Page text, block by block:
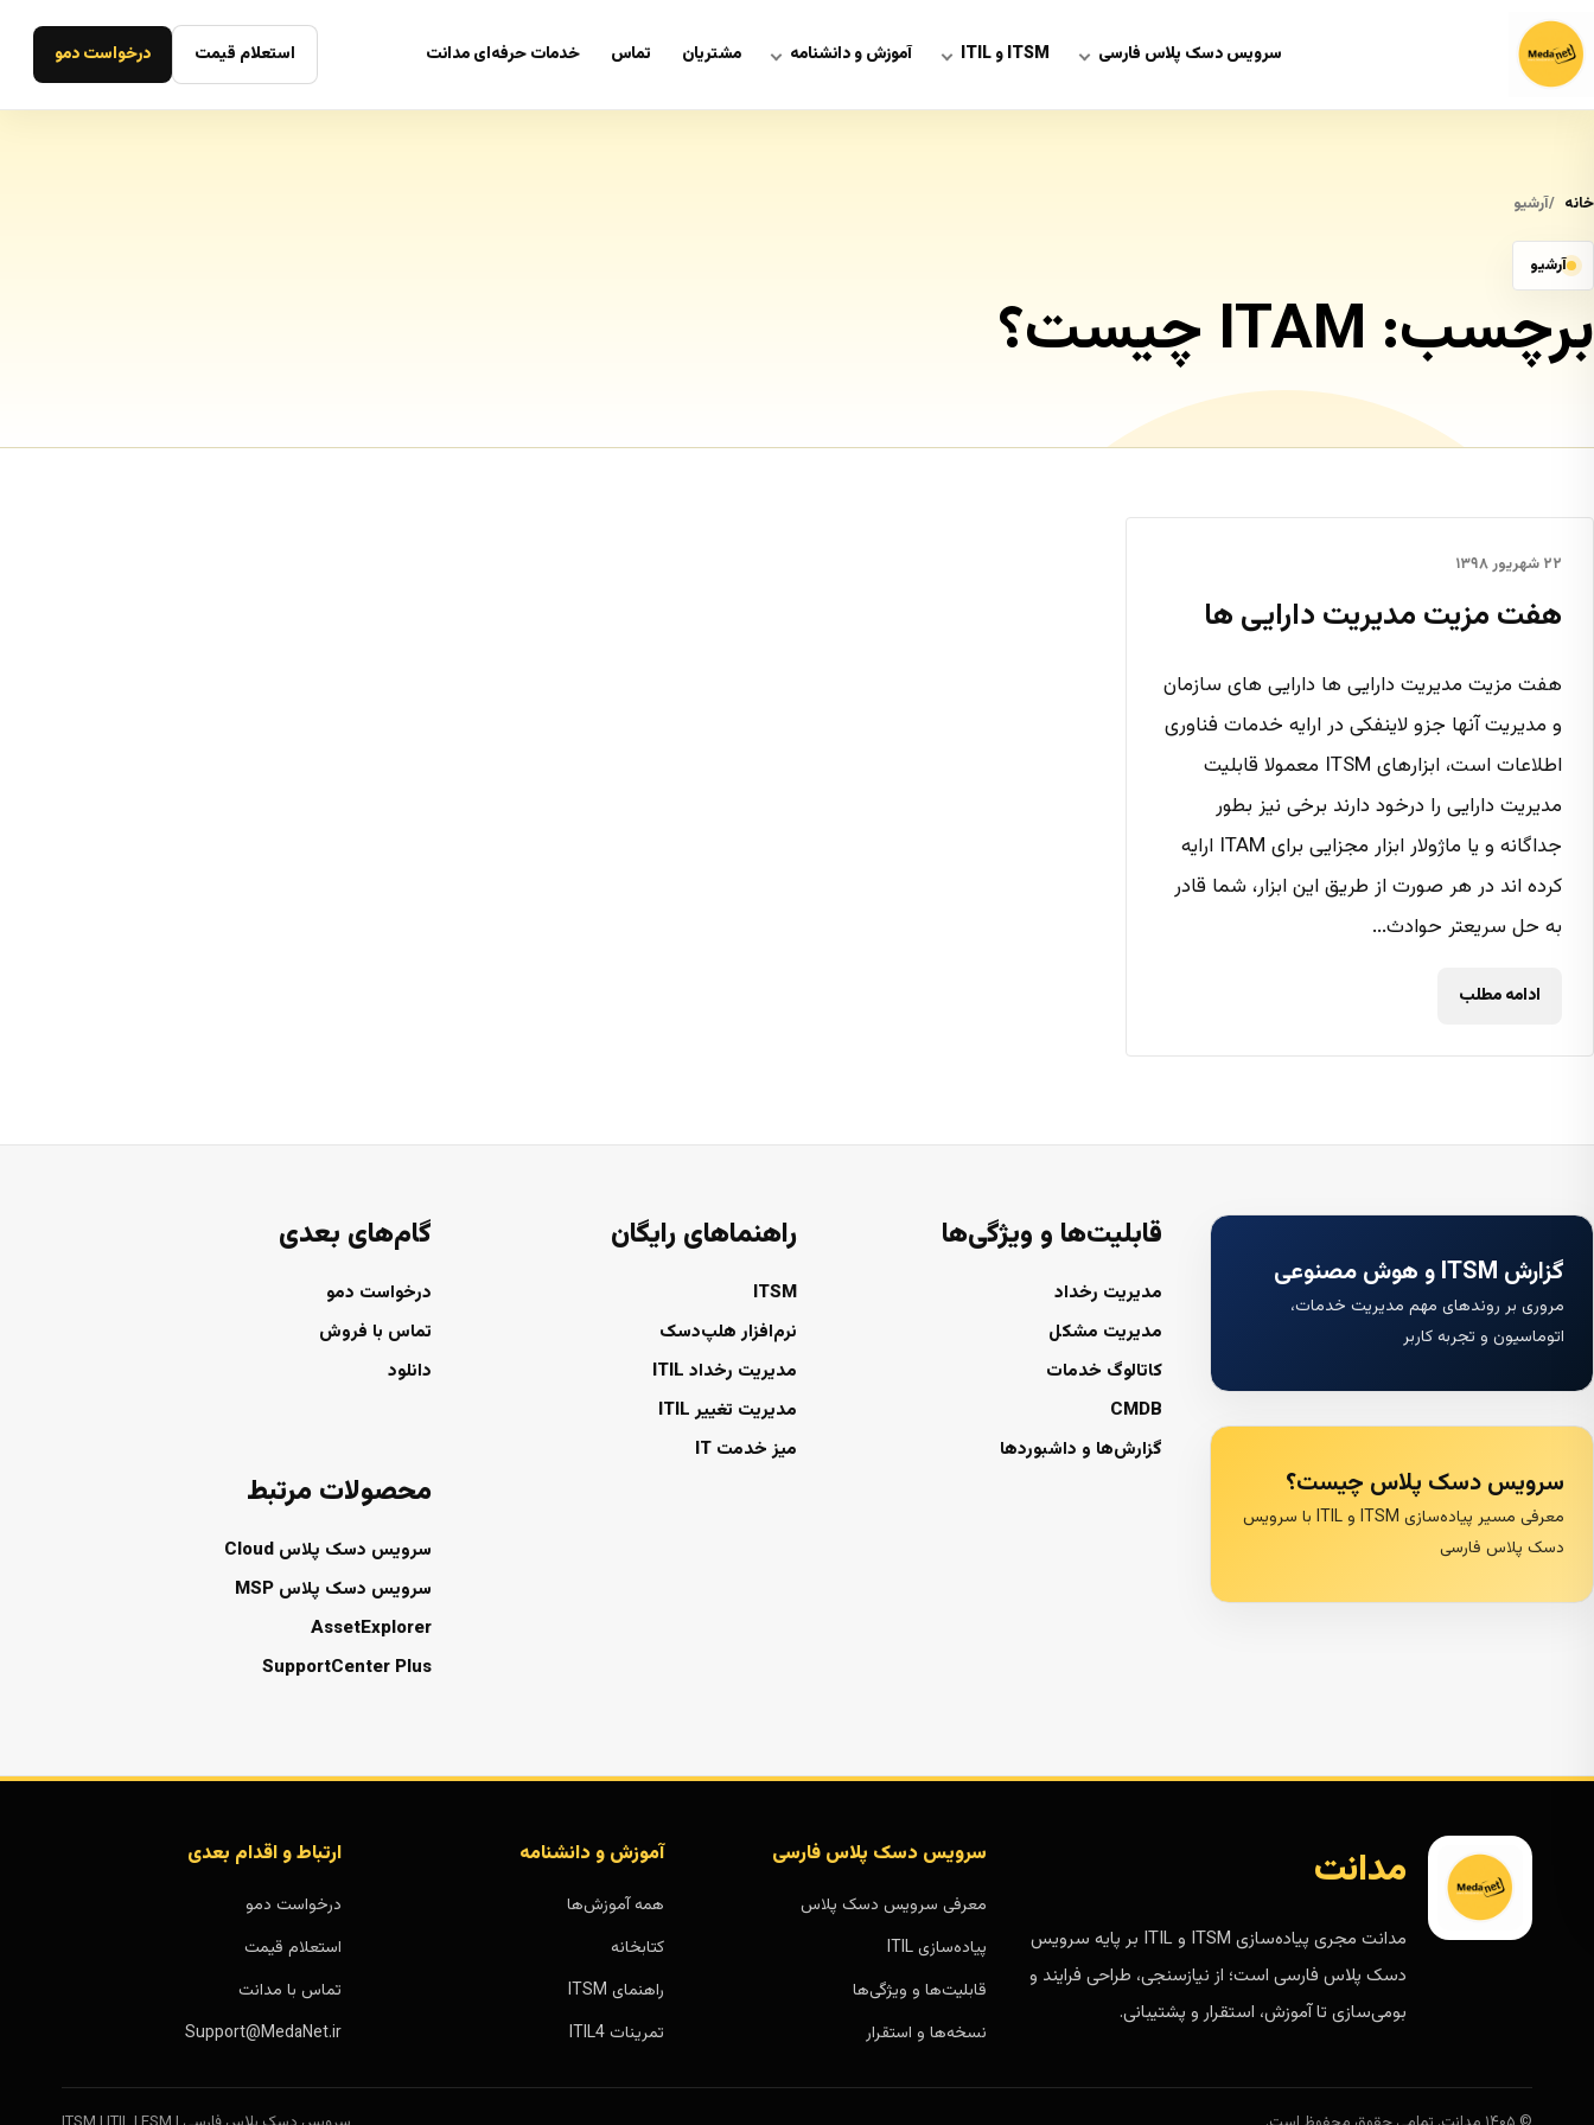
سرویس دسک پلاس فارسی ITSM و ITIL آموزش و دانشنامه مشتریان تماس خدمات حرفه‌ای مدانت استعلام قیمت درخواست دمو
خانه آرشیو
آرشیو
برچسب: ITAM چیست؟
۲۲ شهریور ۱۳۹۸
هفت مزیت مدیریت دارایی ها
هفت مزیت مدیریت دارایی ها دارایی های سازمان
و مدیریت آنها جزو لاینفکی در ارایه خدمات فناوری
اطلاعات است، ابزارهای ITSM معمولا قابلیت
مدیریت دارایی را درخود دارند برخی نیز بطور
جداگانه و یا ماژولار ابزار مجزایی برای ITAM ارایه
کرده اند در هر صورت از طریق این ابزار، شما قادر
به حل سریعتر حوادث...
ادامه مطلب
گزارش ITSM و هوش مصنوعی
مروری بر روندهای مهم مدیریت خدمات،
اتوماسیون و تجربه کاربر
سرویس دسک پلاس چیست؟
معرفی مسیر پیاده‌سازی ITSM و ITIL با سرویس
دسک پلاس فارسی
قابلیت‌ها و ویژگی‌ها
مدیریت رخداد
مدیریت مشکل
کاتالوگ خدمات
CMDB
گزارش‌ها و داشبوردها
راهنماهای رایگان
ITSM
نرم‌افزار هلپ‌دسک
مدیریت رخداد ITIL
مدیریت تغییر ITIL
میز خدمت IT
گام‌های بعدی
درخواست دمو
تماس با فروش
دانلود
محصولات مرتبط
سرویس دسک پلاس Cloud
سرویس دسک پلاس MSP
AssetExplorer
SupportCenter Plus
مدانت
مدانت مجری پیاده‌سازی ITSM و ITIL بر پایه سرویس
دسک پلاس فارسی است؛ از نیازسنجی، طراحی فرایند و
بومی‌سازی تا آموزش، استقرار و پشتیبانی.
سرویس دسک پلاس فارسی
معرفی سرویس دسک پلاس
پیاده‌سازی ITIL
قابلیت‌ها و ویژگی‌ها
نسخه‌ها و استقرار
آموزش و دانشنامه
همه آموزش‌ها
کتابخانه
راهنمای ITSM
تمرینات ITIL4
ارتباط و اقدام بعدی
درخواست دمو
استعلام قیمت
تماس با مدانت
Support@MedaNet.ir